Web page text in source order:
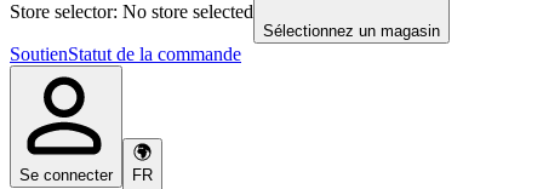
Store selector: No store selected
Sélectionnez un magasin
SoutienStatut de la commande
Se connecter FR